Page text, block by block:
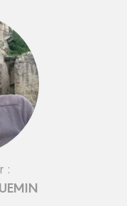
: